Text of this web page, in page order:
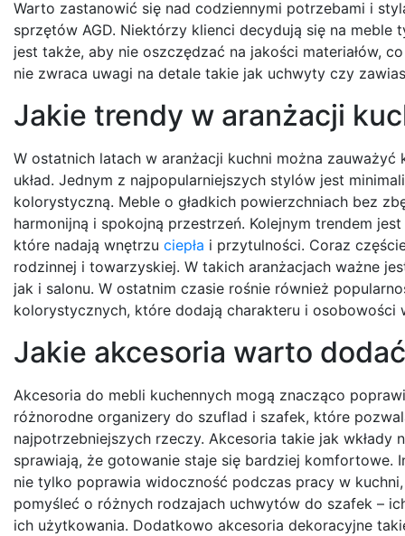
Warto zastanowić się nad codziennymi potrzebami i
sprzętów AGD. Niektórzy klienci decydują się na
jest także, aby nie oszczędzać na jakości materiałów,
nie zwraca uwagi na detale takie jak uchwyty czy
Jakie trendy w aranżacji
W ostatnich latach w aranżacji kuchni można
układ. Jednym z najpopularniejszych stylów jest
kolorystyczną. Meble o gładkich powierzchniach bez
harmonijną i spokojną przestrzeń. Kolejnym trendem
które nadają wnętrzu ciepła i przytulności. Coraz
rodzinnej i towarzyskiej. W takich aranżacjach ważne
jak i salonu. W ostatnim czasie rośnie również
kolorystycznych, które dodają charakteru i osobowości
Jakie akcesoria warto
Akcesoria do mebli kuchennych mogą znacząco
różnorodne organizery do szuflad i szafek, które
najpotrzebniejszych rzeczy. Akcesoria takie jak
sprawiają, że gotowanie staje się bardziej komfortowe.
nie tylko poprawia widoczność podczas pracy w
pomyśleć o różnych rodzajach uchwytów do szafek –
ich użytkowania. Dodatkowo akcesoria dekoracyjne